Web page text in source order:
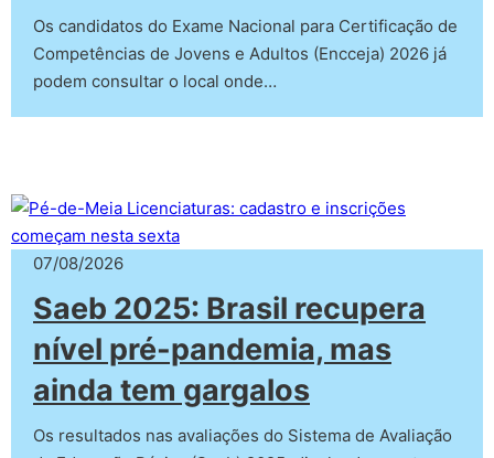
Os candidatos do Exame Nacional para Certificação de
Competências de Jovens e Adultos (Encceja) 2026 já
podem consultar o local onde…
07/08/2026
Saeb 2025: Brasil recupera
nível pré-pandemia, mas
ainda tem gargalos
Os resultados nas avaliações do Sistema de Avaliação